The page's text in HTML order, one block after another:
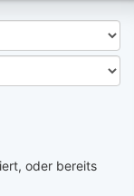
oder bereits